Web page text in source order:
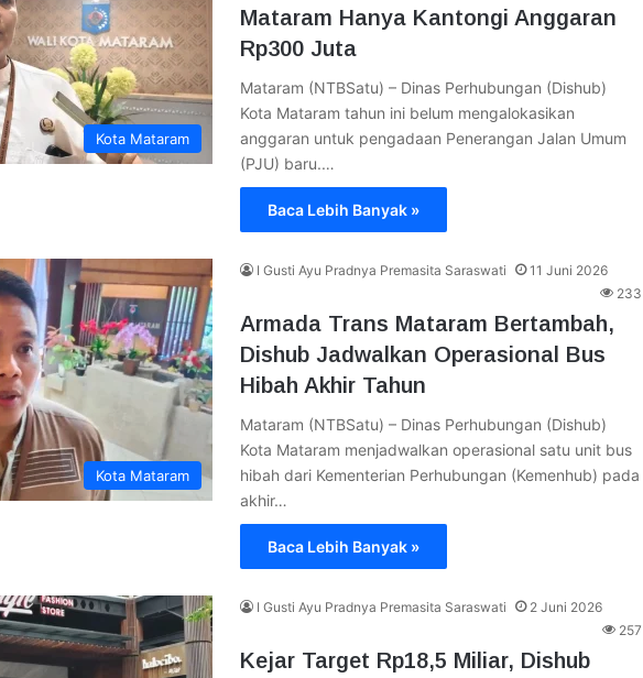
Kota Mataram
Mataram Hanya Kantongi Anggaran
Rp300 Juta
Mataram (NTBSatu) – Dinas Perhubungan (Dishub)
Kota Mataram tahun ini belum mengalokasikan
anggaran untuk pengadaan Penerangan Jalan Umum
(PJU) baru.…
Baca Lebih Banyak »
Kota Mataram
I Gusti Ayu Pradnya Premasita Saraswati
11 Juni 2026
233
Armada Trans Mataram Bertambah,
Dishub Jadwalkan Operasional Bus
Hibah Akhir Tahun
Mataram (NTBSatu) – Dinas Perhubungan (Dishub)
Kota Mataram menjadwalkan operasional satu unit bus
hibah dari Kementerian Perhubungan (Kemenhub) pada
akhir…
Baca Lebih Banyak »
I Gusti Ayu Pradnya Premasita Saraswati
2 Juni 2026
257
Kejar Target Rp18,5 Miliar, Dishub